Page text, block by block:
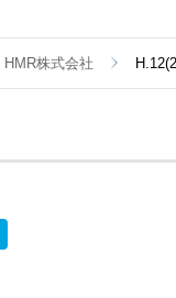
HMR株式会社